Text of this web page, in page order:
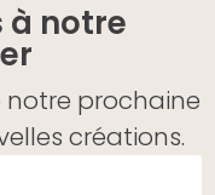
à notre
notre prochaine
créations.